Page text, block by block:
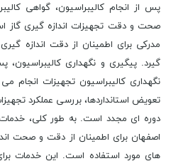
پس از انجام کالیبراسیون، گواهی
صحت و دقت تجهیزات اندازه گیری گاز
مدرکی برای اطمینان از دقت اندازه
گیرد. پیگیری و نگهداری کالیبراسیون،
نگهداری کالیبراسیون تجهیزات
تعویض استانداردها، بررسی عملکرد
دوره ای مجدد است. به طور کلی، خدمات
اصفهان برای اطمینان از دقت و صحت
های مورد استفاده است. این خدمات